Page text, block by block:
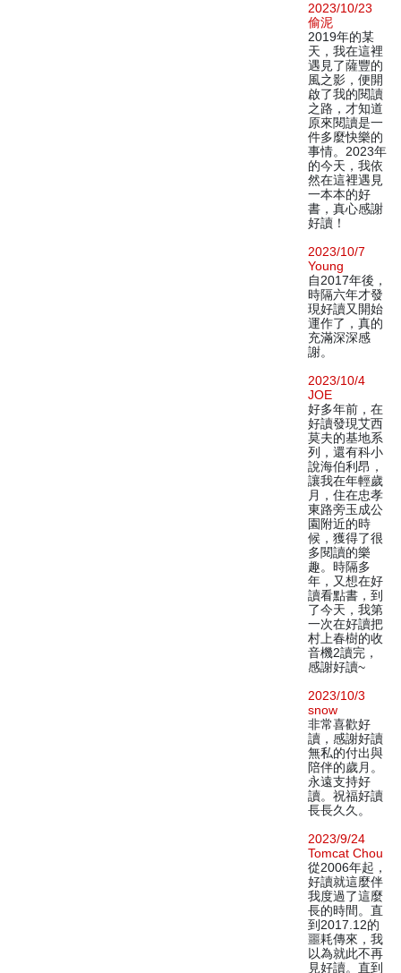
2023/10/23
偷泥
2019年的某
天，我在這裡
遇見了薩豐的
風之影，便開
啟了我的閱讀
之路，才知道
原來閱讀是一
件多麼快樂的
事情。2023年
的今天，我依
然在這裡遇見
一本本的好
書，真心感謝
好讀！
2023/10/7
Young
自2017年後，
時隔六年才發
現好讀又開始
運作了，真的
充滿深深感
謝。
2023/10/4
JOE
好多年前，在
好讀發現艾西
莫夫的基地系
列，還有科小
說海伯利昂，
讓我在年輕歲
月，住在忠孝
東路旁玉成公
園附近的時
候，獲得了很
多閱讀的樂
趣。時隔多
年，又想在好
讀看點書，到
了今天，我第
一次在好讀把
村上春樹的收
音機2讀完，
感謝好讀~
2023/10/3
snow
非常喜歡好
讀，感謝好讀
無私的付出與
陪伴的歲月。
永遠支持好
讀。祝福好讀
長長久久。
2023/9/24
Tomcat Chou
從2006年起，
好讀就這麼伴
我度過了這麼
長的時間。直
到2017.12的
噩耗傳來，我
以為就此不再
見好讀。直到